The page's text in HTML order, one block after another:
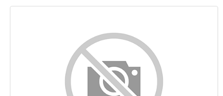
Наверх
Ключевые слова
Юзабилити